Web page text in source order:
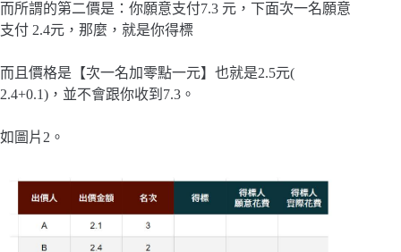
而所謂的第二價是：你願意支付7.3 元，下面次一名願意
支付 2.4元，那麼，就是你得標
而且價格是【次一名加零點一元】也就是2.5元(
2.4+0.1)，並不會跟你收到7.3。
如圖片2。